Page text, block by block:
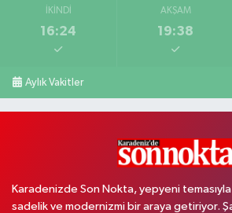
İKINDI
16:24
AKŞAM
19:38
Aylık Vakitler
Karadenizde Son Nokta, yepyeni
sadelik ve modernizmi bir araya getiriyor.